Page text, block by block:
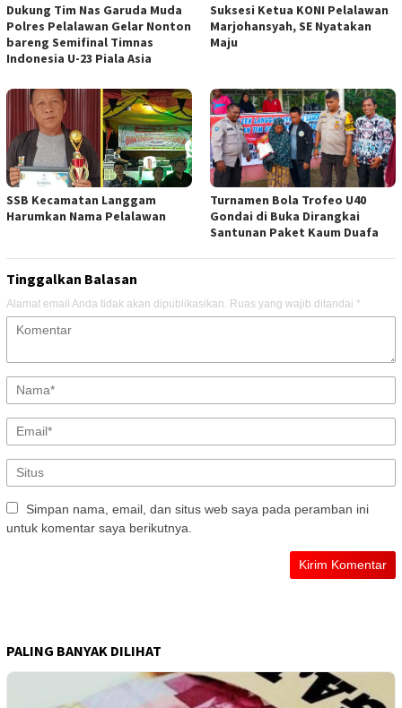
Dukung Tim Nas Garuda Muda
Polres Pelalawan Gelar Nonton
bareng Semifinal Timnas
Indonesia U-23 Piala Asia
Suksesi Ketua KONI Pelalawan
Marjohansyah, SE Nyatakan
Maju
SSB Kecamatan Langgam
Harumkan Nama Pelalawan
Turnamen Bola Trofeo U40
Gondai di Buka Dirangkai
Santunan Paket Kaum Duafa
Tinggalkan Balasan
Alamat email Anda tidak akan dipublikasikan. Ruas yang wajib ditandai *
Simpan nama, email, dan situs web saya pada peramban ini
untuk komentar saya berikutnya.
PALING BANYAK DILIHAT